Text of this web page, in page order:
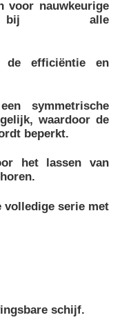
voor nauwkeurige
bij alle
de efficiëntie en
symmetrische
waardoor de
beperkt.
het lassen van
volledige serie met
schijf.